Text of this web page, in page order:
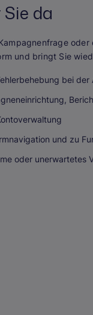
da
und bringt Sie
bei der
und zu
oder unerwartetes